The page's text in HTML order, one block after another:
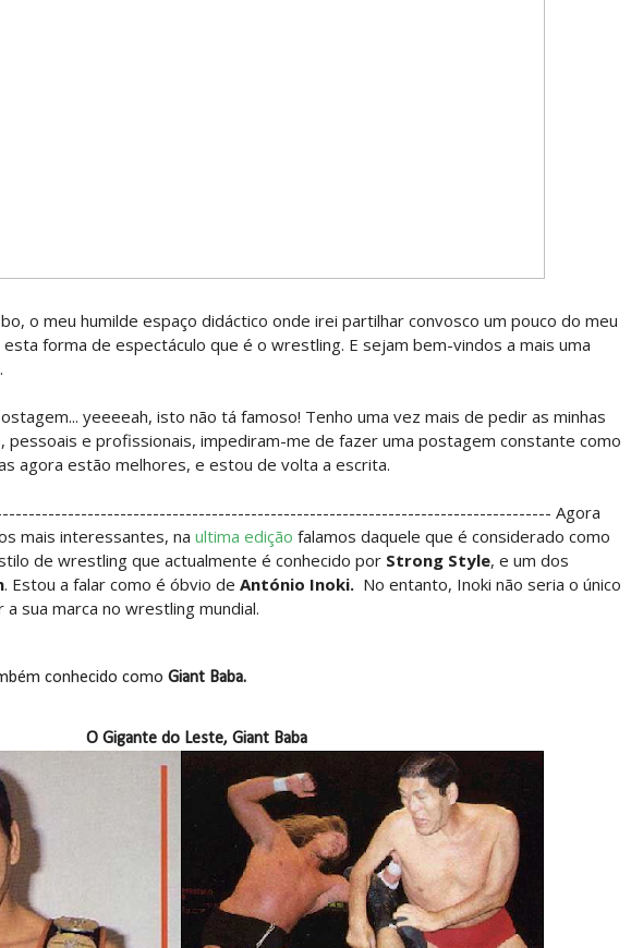
DESTRUTIVO NO RAW: Je'Von Evans supera Ethan Page
confronta Roman Reigns e exige combate pelo World
mal executado no SummerSlam
Chelsea Green revela conversa com Triple H e
Roman Reigns supera Seth Rollins em guerra brutal e retém o
o que disse a Seth Rollins durante combate no SummerSlam
o meu humilde espaço didáctico onde irei partilhar convosco um pouco do meu
forma de espectáculo que é o wrestling. E sejam bem-vindos a mais uma
.
yeeeeah, isto não tá famoso! Tenho uma vez mais de pedir as minhas
pessoais e profissionais, impediram-me de fazer uma postagem constante como
agora estão melhores, e estou de volta a escrita.
Agora
mais interessantes, na ultima edição falamos daquele que é considerado como
de wrestling que actualmente é conhecido por Strong Style, e um dos
. Estou a falar como é óbvio de António Inoki. No entanto, Inoki não seria o único
sua marca no wrestling mundial.
conhecido como Giant Baba.
O Gigante do Leste, Giant Baba